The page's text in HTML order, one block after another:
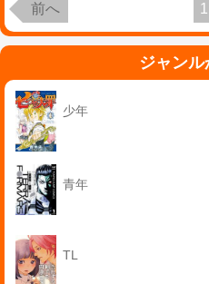
前へ 1
ジャン
少年
青年
TL